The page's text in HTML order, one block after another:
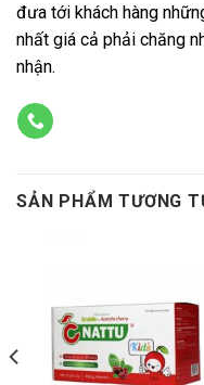
đưa tới khách hàng
nhất giá cả phải chăng
nhận.
SẢN PHẨM TƯƠNG